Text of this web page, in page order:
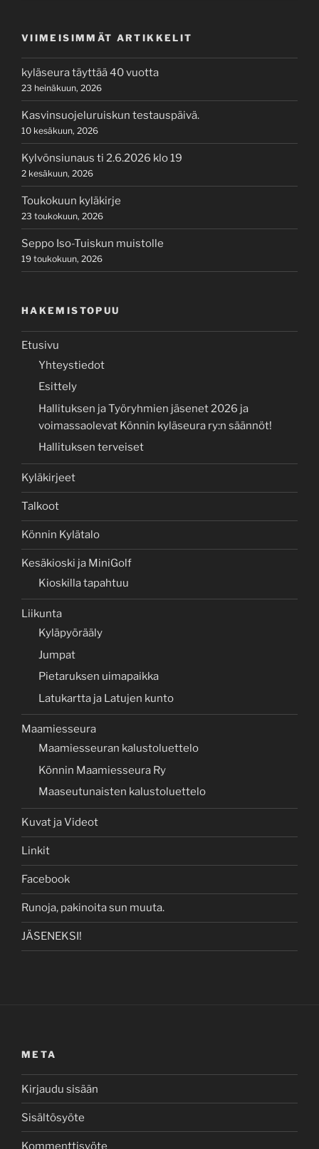
VIIMEISIMMÄT ARTIKKELIT
kyläseura täyttää 40 vuotta
23 heinäkuun, 2026
Kasvinsuojeluruiskun testauspäivä.
10 kesäkuun, 2026
Kylvönsiunaus ti 2.6.2026 klo 19
2 kesäkuun, 2026
Toukokuun kyläkirje
23 toukokuun, 2026
Seppo Iso-Tuiskun muistolle
19 toukokuun, 2026
HAKEMISTOPUU
Etusivu
Yhteystiedot
Esittely
Hallituksen ja Työryhmien jäsenet 2026 ja
voimassaolevat Könnin kyläseura ry:n säännöt!
Hallituksen terveiset
Kyläkirjeet
Talkoot
Könnin Kylätalo
Kesäkioski ja MiniGolf
Kioskilla tapahtuu
Liikunta
Kyläpyörääly
Jumpat
Pietaruksen uimapaikka
Latukartta ja Latujen kunto
Maamiesseura
Maamiesseuran kalustoluettelo
Könnin Maamiesseura Ry
Maaseutunaisten kalustoluettelo
Kuvat ja Videot
Linkit
Facebook
Runoja, pakinoita sun muuta.
JÄSENEKSI!
META
Kirjaudu sisään
Sisältösyöte
Kommenttisyöte